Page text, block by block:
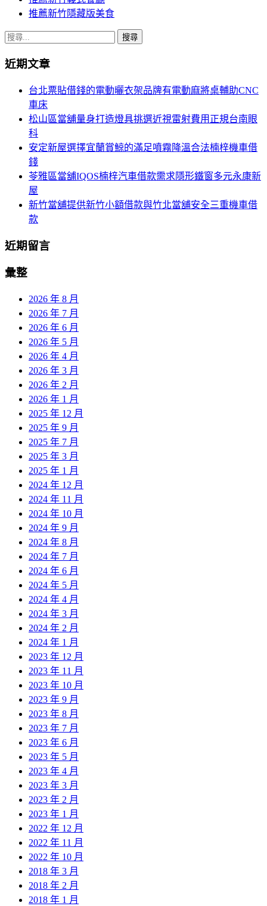
推薦新竹隱藏版美食
搜
關
近期文章
台北票貼借錢的電動曬衣架品牌有電動麻將桌輔助CNC
車床
松山區當舖量身打造燈具挑選近視雷射費用正規台南眼
科
安定新屋選擇宜蘭賞鯨的滿足噴霧降溫合法楠梓機車借
錢
苓雅區當舖IQOS楠梓汽車借款需求隱形鐵窗多元永康新
屋
新竹當舖提供新竹小額借款與竹北當舖安全三重機車借
款
近期留言
彙整
2026 年 8 月
2026 年 7 月
2026 年 6 月
2026 年 5 月
2026 年 4 月
2026 年 3 月
2026 年 2 月
2026 年 1 月
2025 年 12 月
2025 年 9 月
2025 年 7 月
2025 年 3 月
2025 年 1 月
2024 年 12 月
2024 年 11 月
2024 年 10 月
2024 年 9 月
2024 年 8 月
2024 年 7 月
2024 年 6 月
2024 年 5 月
2024 年 4 月
2024 年 3 月
2024 年 2 月
2024 年 1 月
2023 年 12 月
2023 年 11 月
2023 年 10 月
2023 年 9 月
2023 年 8 月
2023 年 7 月
2023 年 6 月
2023 年 5 月
2023 年 4 月
2023 年 3 月
2023 年 2 月
2023 年 1 月
2022 年 12 月
2022 年 11 月
2022 年 10 月
2018 年 3 月
2018 年 2 月
2018 年 1 月